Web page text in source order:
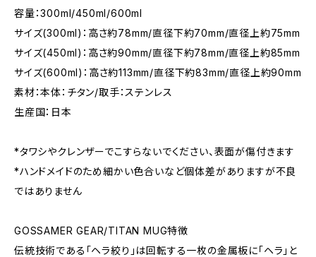
容量：300ml/450ml/600ml
サイズ(300ml)：高さ約78mm/直径下約70mm/直径上約75mm
サイズ(450ml)：高さ約90mm/直径下約78mm/直径上約85mm
サイズ(600ml)：高さ約113mm/直径下約83mm/直径上約90mm
素材：本体：チタン/取手：ステンレス
生産国：日本
*タワシやクレンザーでこすらないでください、表面が傷付きます
*ハンドメイドのため細かい色合いなど個体差がありますが不良
ではありません
GOSSAMER GEAR/TITAN MUG特徴
伝統技術である「ヘラ絞り」は回転する一枚の金属板に「ヘラ」と